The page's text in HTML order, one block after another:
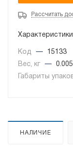
Рассчитать
Характеристики
Код —
15133
Вес, кг
—
0.005
Габариты
НАЛИЧИЕ